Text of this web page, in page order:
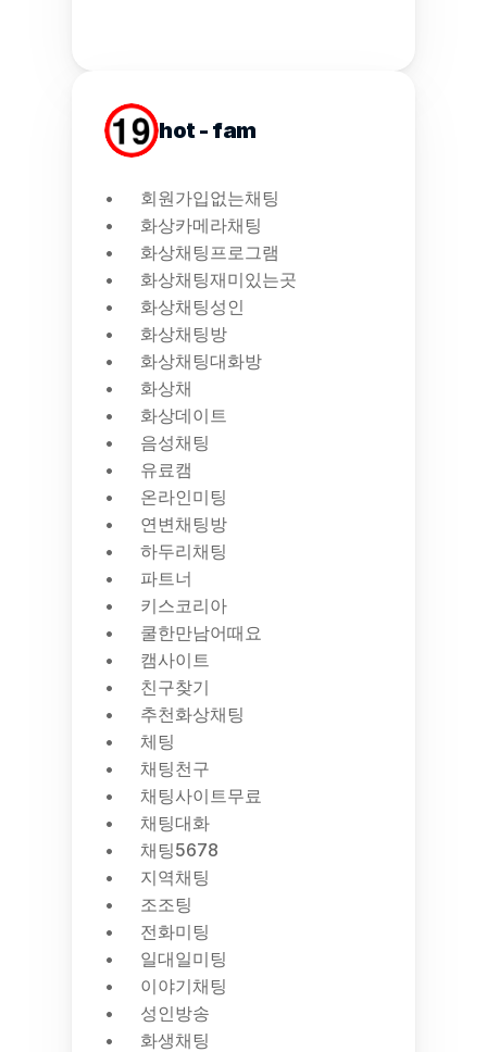
hot - fam
회원가입없는채팅
화상카메라채팅
화상채팅프로그램
화상채팅재미있는곳
화상채팅성인
화상채팅방
화상채팅대화방
화상채
화상데이트
음성채팅
유료캠
온라인미팅
연변채팅방
하두리채팅
파트너
키스코리아
쿨한만남어때요
캠사이트
친구찾기
추천화상채팅
체팅
채팅천구
채팅사이트무료
채팅대화
채팅5678
지역채팅
조조팅
전화미팅
일대일미팅
이야기채팅
성인방송
화생채팅